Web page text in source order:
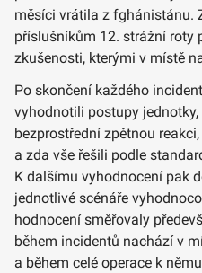
měsíci vrátila z fghánistánu.
příslušníkům 12. strážní roty
zkušenosti, kterými v místě
Po skončení každého
vyhodnotili postupy
bezprostřední zpětnou
a zda vše řešili podle
K dalšímu vyhodnocení pak
jednotlivé scénáře
hodnocení směřovaly
během incidentů nachází v
a během celé operace k